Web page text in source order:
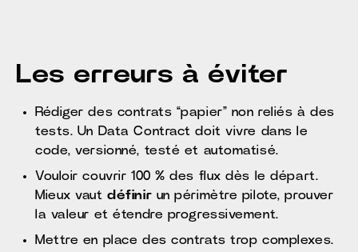
Les erreurs à éviter
Rédiger des contrats “papier” non reliés à des
tests. Un Data Contract doit vivre dans le
code, versionné, testé et automatisé.
Vouloir couvrir 100 % des flux dès le départ.
Mieux vautdéfinir un périmètre pilote, prouver
la valeur et étendre progressivement.
Mettre en place des contrats trop complexes.